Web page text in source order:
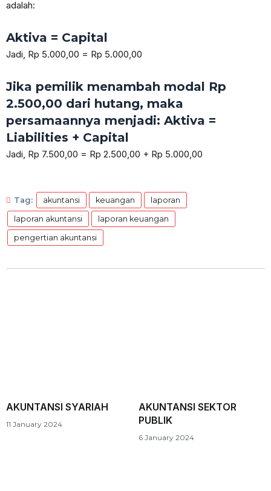
adalah:
Aktiva = Capital
Jadi, Rp 5.000,00 = Rp 5.000,00
Jika pemilik menambah modal Rp
2.500,00 dari hutang, maka
persamaannya menjadi: Aktiva =
Liabilities + Capital
Jadi, Rp 7.500,00 = Rp 2.500,00 + Rp 5.000,00
Tag: akuntansi keuangan laporan
laporan akuntansi laporan keuangan
pengertian akuntansi
AKUNTANSI SYARIAH
11 January 2024
AKUNTANSI SEKTOR
PUBLIK
6 January 2024